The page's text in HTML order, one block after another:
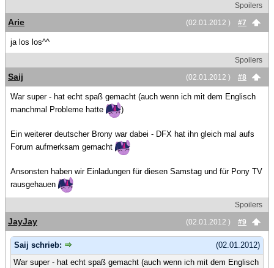
Spoilers
(02.01.2012 )
#7
Arie
ja los los^^
Spoilers
(02.01.2012 )
#8
Saij
War super - hat echt spaß gemacht (auch wenn ich mit dem Englisch
manchmal Probleme hatte
)
Ein weiterer deutscher Brony war dabei - DFX hat ihn gleich mal aufs
Forum aufmerksam gemacht
Ansonsten haben wir Einladungen für diesen Samstag und für Pony TV
rausgehauen
Spoilers
(02.01.2012 )
#9
JayJay
(02.01.2012)
Saij schrieb:
War super - hat echt spaß gemacht (auch wenn ich mit dem Englisch